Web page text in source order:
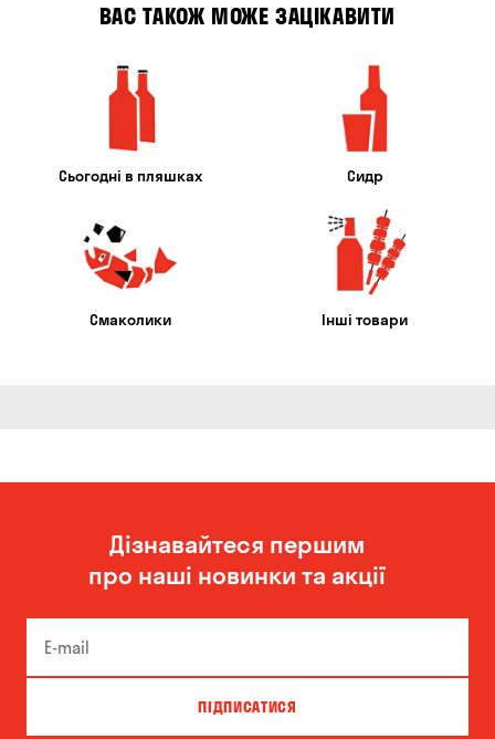
ВАС ТАКОЖ МОЖЕ ЗАЦІКАВИТИ
Сьогодні в пляшках Сидр
Смаколики Інші товари
Дізнавайтеся першим
про наші новинки та акції
ПІДПИСАТИСЯ